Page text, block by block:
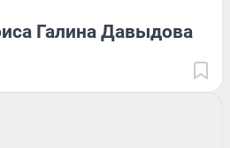
Галина Давыдова